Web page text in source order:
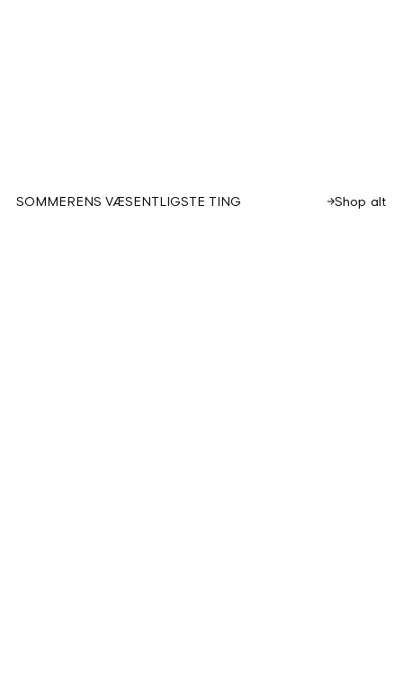
SOMMERENS VÆSENTLIGSTE TING Shop alt